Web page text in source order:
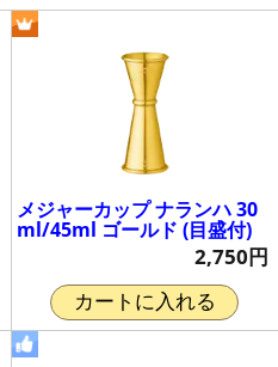
メジャーカップ ナランハ 30
ml/45ml ゴールド (目盛付)
2,750円
カートに入れる